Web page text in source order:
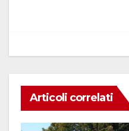
Articoli correlati